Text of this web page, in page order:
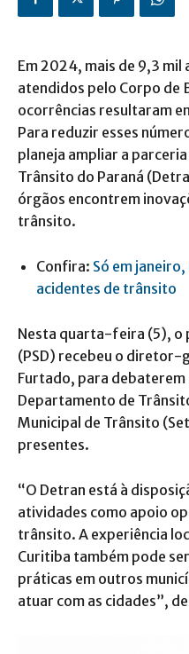
Em 2024, mais de 9,3
atendidos pelo Corpo de
ocorrências resultaram
Para reduzir esses
planeja ampliar a
Trânsito do Paraná
órgãos encontrem
trânsito.
Confira: Só em
acidentes de trânsito
Nesta quarta-feira (5), o
(PSD) recebeu o diretor-
Furtado, para
Departamento de
Municipal de Trânsito
presentes.
“O Detran está à
atividades como apoio
trânsito. A experiência
Curitiba também pode
práticas em outros
atuar com as cidades”,